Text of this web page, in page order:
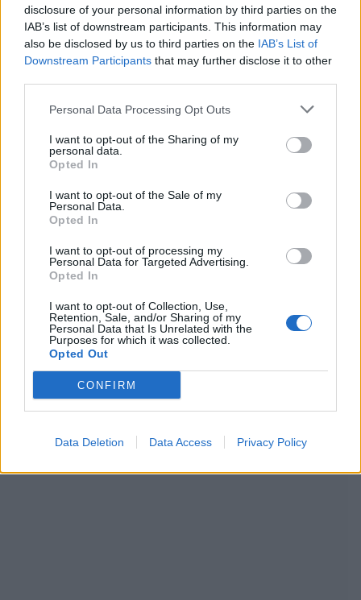
disclosure of your personal information by third parties on the
IAB’s list of downstream participants. This information may
also be disclosed by us to third parties on the IAB’s List of
Downstream Participants that may further disclose it to other
Personal Data Processing Opt Outs
I want to opt-out of the Sharing of my
personal data.
Opted In
I want to opt-out of the Sale of my
Personal Data.
Opted In
I want to opt-out of processing my
Personal Data for Targeted Advertising.
Opted In
I want to opt-out of Collection, Use,
Retention, Sale, and/or Sharing of my
Personal Data that Is Unrelated with the
Purposes for which it was collected.
Opted Out
CONFIRM
Data Deletion Data Access Privacy Policy
lähteeksiklikkaamalla tästä ja ruksittamalla
laatikon. Voit myös lukea lisää tähän artikkeliin
liittyvistä teemoista ja aiheista, kutenmeteori,
meteoriitti tai laajemmin samasta aihealueesta
Uutiset-osioistamme.
Ilmoita virheestä·Tietoa meistä·Toimitusperiaatteet